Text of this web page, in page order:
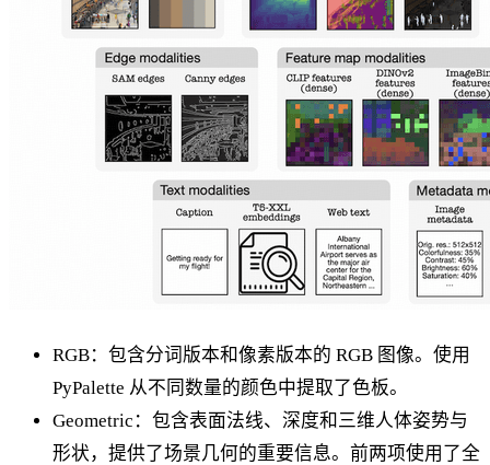
RGB：包含分词版本和像素版本的 RGB 图像。使用
PyPalette 从不同数量的颜色中提取了色板。
Geometric：包含表面法线、深度和三维人体姿势与
形状，提供了场景几何的重要信息。前两项使用了全